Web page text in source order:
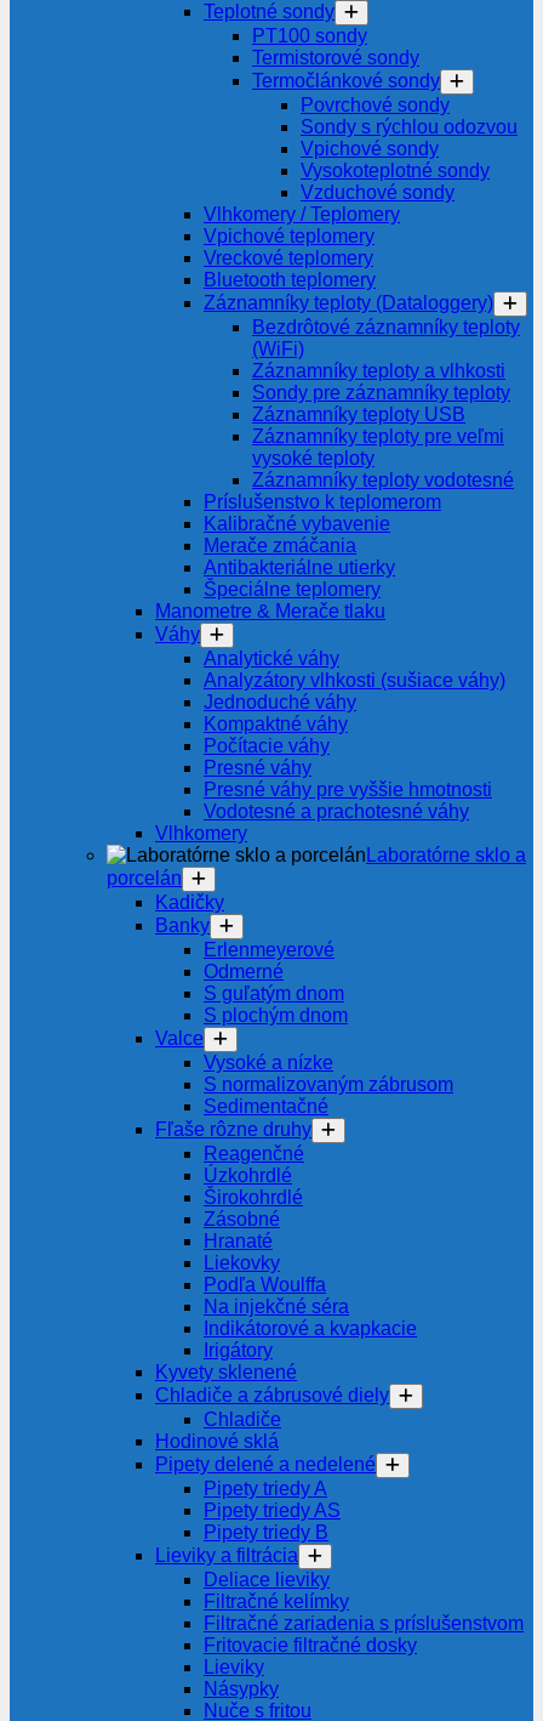
Teplotné sondy
PT100 sondy
Termistorové sondy
Termočlánkové sondy
Povrchové sondy
Sondy s rýchlou odozvou
Vpichové sondy
Vysokoteplotné sondy
Vzduchové sondy
Vlhkomery / Teplomery
Vpichové teplomery
Vreckové teplomery
Bluetooth teplomery
Záznamníky teploty (Dataloggery)
Bezdrôtové záznamníky teploty
(WiFi)
Záznamníky teploty a vlhkosti
Sondy pre záznamníky teploty
Záznamníky teploty USB
Záznamníky teploty pre veľmi
vysoké teploty
Záznamníky teploty vodotesné
Príslušenstvo k teplomerom
Kalibračné vybavenie
Merače zmáčania
Antibakteriálne utierky
Špeciálne teplomery
Manometre & Merače tlaku
Váhy
Analytické váhy
Analyzátory vlhkosti (sušiace váhy)
Jednoduché váhy
Kompaktné váhy
Počítacie váhy
Presné váhy
Presné váhy pre vyššie hmotnosti
Vodotesné a prachotesné váhy
Vlhkomery
Laboratórne sklo a
porcelán
Kadičky
Banky
Erlenmeyerové
Odmerné
S guľatým dnom
S plochým dnom
Valce
Vysoké a nízke
S normalizovaným zábrusom
Sedimentačné
Fľaše rôzne druhy
Reagenčné
Úzkohrdlé
Širokohrdlé
Zásobné
Hranaté
Liekovky
Podľa Woulffa
Na injekčné séra
Indikátorové a kvapkacie
Irigátory
Kyvety sklenené
Chladiče a zábrusové diely
Chladiče
Hodinové sklá
Pipety delené a nedelené
Pipety triedy A
Pipety triedy AS
Pipety triedy B
Lieviky a filtrácia
Deliace lieviky
Filtračné kelímky
Filtračné zariadenia s príslušenstvom
Fritovacie filtračné dosky
Lieviky
Násypky
Nuče s fritou